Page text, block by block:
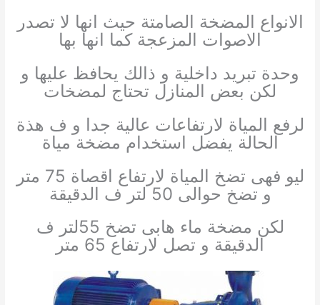
الانواع المضخة الصامتة حيث انها لا تصدر
الاصوات المزعجة كما انها بها
وحدة تبريد داخلية و ذالك يحافظ عليها و
لكن بعض المنازل تحتاج لمضخات
لرفع المياة لارتفاعات عالية جدا و ف هذة
الحالة يفضل استخدام مضخة مياة
ليو فهى تضخ المياة لارتفاع اقصاة 75 متر
و تضخ حوالى 50 لتر ف الدقيقة
لكن مضخة ماء هابى تضخ 55لتر ف
الدقيقة و تصل لارتفاع 65 متر